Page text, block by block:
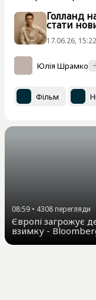
Голланд
стати
17.06.26,
Юлія Шрамко
Фільм
08:59 • 4308 перегляди
Європі загрожує
взимку -